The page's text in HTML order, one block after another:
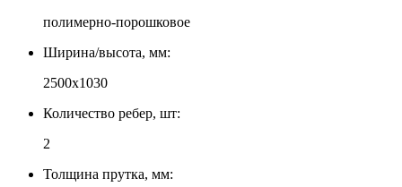
полимерно-порошковое
Ширина/высота, мм:
2500x1030
Количество ребер, шт:
2
Толщина прутка, мм: